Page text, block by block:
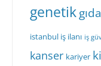
genetikgıda
istanbul iş ilanı iş
kanser kariyer